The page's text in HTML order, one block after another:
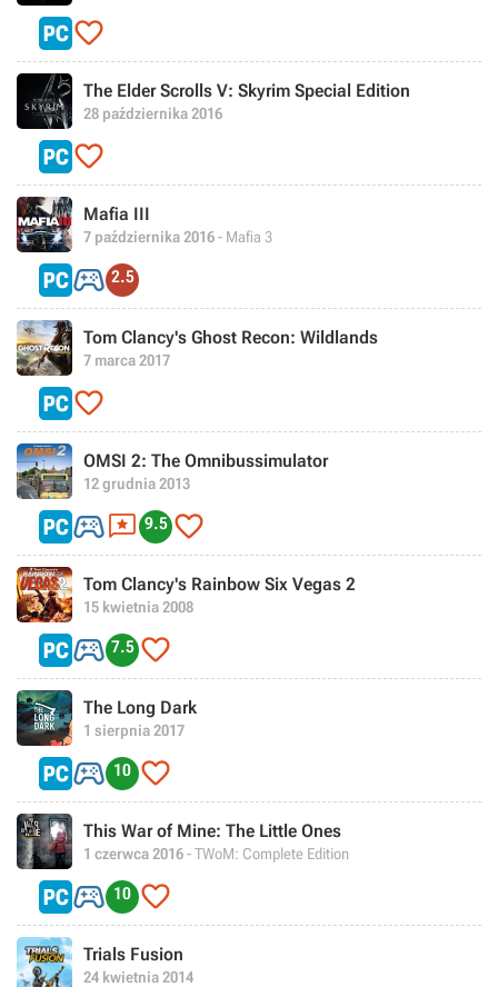

The Elder Scrolls V: Skyrim Special Edition
28 października 2016

Mafia III
7 października 2016- Mafia 3
 2.5
Tom Clancy's Ghost Recon: Wildlands
7 marca 2017

OMSI 2: The Omnibussimulator
12 grudnia 2013
 9.5 
Tom Clancy's Rainbow Six Vegas 2
15 kwietnia 2008
 7.5 
The Long Dark
1 sierpnia 2017
 10 
This War of Mine: The Little Ones
1 czerwca 2016- TWoM: Complete Edition
 10 
Trials Fusion
24 kwietnia 2014